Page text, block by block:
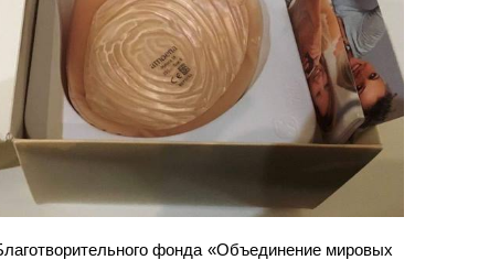
фонда «Объединение мировых